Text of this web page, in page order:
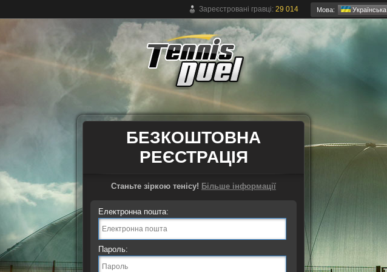
Зареєстровані гравці: 29 014 Мова: Українська
БЕЗКОШТОВНА
РЕЄСТРАЦІЯ
Станьте зіркою тенісу! Більше інформації
Електронна пошта:
Пароль: